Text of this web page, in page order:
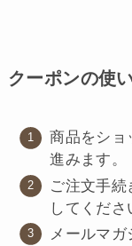
クーポンの使
商品をショ
進みます。
ご注文手
してくださ
メールマ